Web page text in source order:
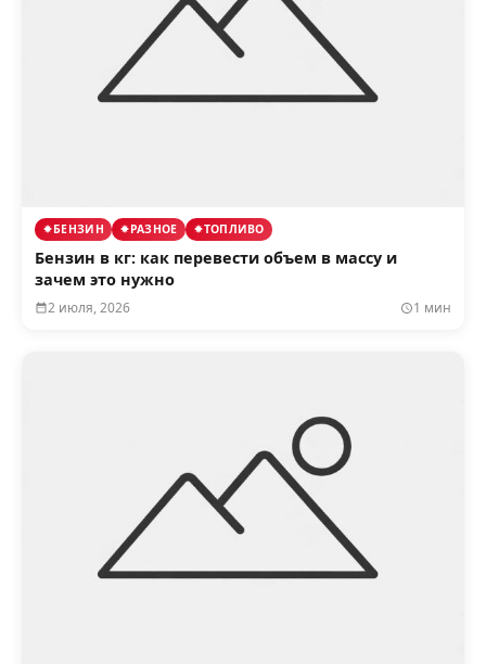
БЕНЗИН РАЗНОЕ ТОПЛИВО
Бензин в кг: как перевести объем в массу и
зачем это нужно
2 июля, 2026 1 мин